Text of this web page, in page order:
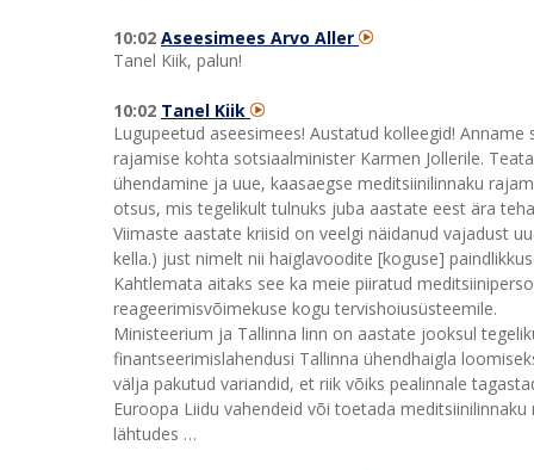
10:02 Aseesimees Arvo Aller
Tanel Kiik, palun!
10:02 Tanel Kiik
Lugupeetud aseesimees! Austatud kolleegid!
rajamise kohta sotsiaalminister Karmen Jollerile.
ühendamine ja uue, kaasaegse meditsiinilinnaku
otsus, mis tegelikult tulnuks juba aastate eest ära
Viimaste aastate kriisid on veelgi näidanud vajadust
kella.) just nimelt nii haiglavoodite [koguse]
Kahtlemata aitaks see ka meie piiratud
reageerimisvõimekuse kogu tervishoiusüsteemile.
Ministeerium ja Tallinna linn on aastate jooksul
finantseerimislahendusi Tallinna ühendhaigla
välja pakutud variandid, et riik võiks pealinnale
Euroopa Liidu vahendeid või toetada
lähtudes …